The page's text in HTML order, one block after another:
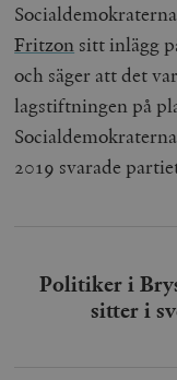
Fritzon sitt inlägg
och säger att det
lagstiftningen på
2019 svarade
Politiker i
sitter i